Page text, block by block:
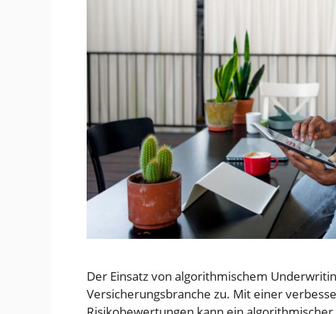
Der Einsatz von algorithmischem
Versicherungsbranche zu. Mit einer